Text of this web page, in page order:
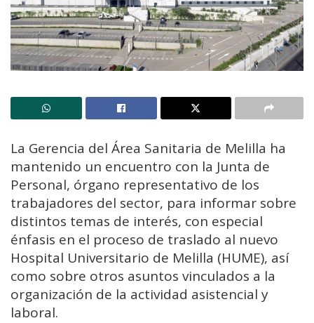
La Gerencia del Área Sanitaria de Melilla ha
mantenido un encuentro con la Junta de
Personal, órgano representativo de los
trabajadores del sector, para informar sobre
distintos temas de interés, con especial
énfasis en el proceso de traslado al nuevo
Hospital Universitario de Melilla (HUME), así
como sobre otros asuntos vinculados a la
organización de la actividad asistencial y
laboral.